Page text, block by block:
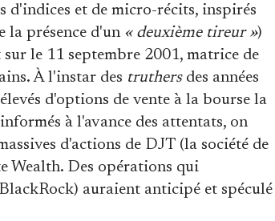
d'indices et de micro-récits, inspirés
présence d'un « deuxième tireur »)
le 11 septembre 2001, matrice de
À l'instar des truthersdes années
d'options de vente à la bourse la
à l'avance des attentats, on
d'actions de DJT (la société de
Wealth. Des opérations qui
auraient anticipé et spéculé